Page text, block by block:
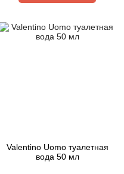
Valentino Uomo туалетная
вода 50 мл